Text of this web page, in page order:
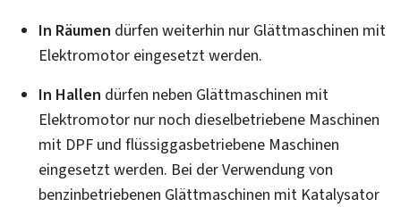
In Räumen dürfen weiterhin nur Glättmaschinen mit
Elektromotor eingesetzt werden.
In Hallen dürfen neben Glättmaschinen mit
Elektromotor nur noch dieselbetriebene Maschinen
mit DPF und flüssiggasbetriebene Maschinen
eingesetzt werden. Bei der Verwendung von
benzinbetriebenen Glättmaschinen mit Katalysator